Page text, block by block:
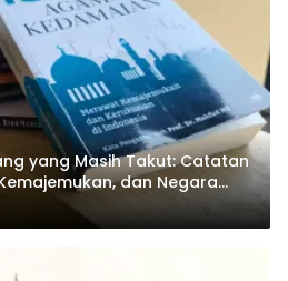
yang Masih Takut: Catatan
dan Negara
Abdillah